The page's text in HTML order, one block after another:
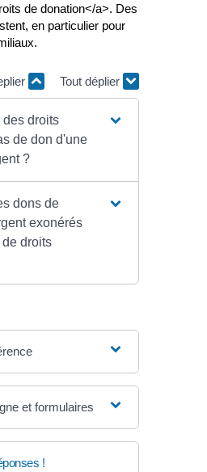
de donation</a>. Des
en particulier pour
Tout déplier
des droits
de don d'une
?
dons de
exonérés
droits
et formulaires
!